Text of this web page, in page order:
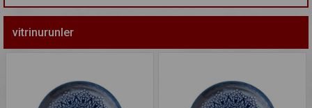
vitrinurunler